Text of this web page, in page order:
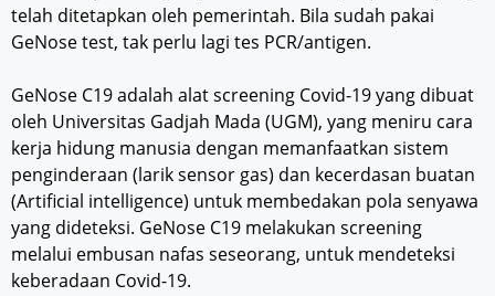
telah ditetapkan oleh pemerintah. Bila sudah pakai
GeNose test, tak perlu lagi tes PCR/antigen.
GeNose C19 adalah alat screening Covid-19 yang dibuat
oleh Universitas Gadjah Mada (UGM), yang meniru cara
kerja hidung manusia dengan memanfaatkan sistem
penginderaan (larik sensor gas) dan kecerdasan buatan
(Artificial intelligence) untuk membedakan pola senyawa
yang dideteksi. GeNose C19 melakukan screening
melalui embusan nafas seseorang, untuk mendeteksi
keberadaan Covid-19.